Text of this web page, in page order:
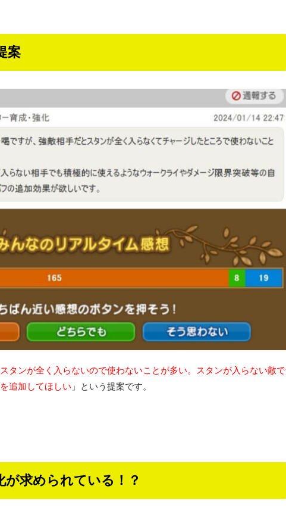
案
タンが全く入らないので使わないことが多い。スタンが入らない敵で
追加してほしい 」という提案です。
が求められている！？